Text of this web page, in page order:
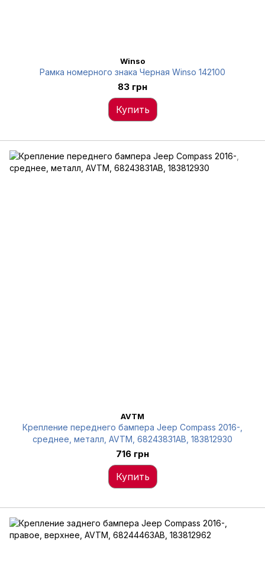
Winso
Рамка номерного знака Черная Winso 142100
83 грн
Купить
AVTM
Крепление переднего бампера Jeep Compass 2016-,
среднее, металл, AVTM, 68243831AB, 183812930
716 грн
Купить